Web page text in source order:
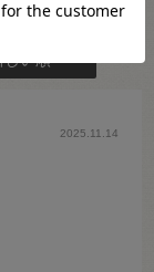
しい順
2025.11.14